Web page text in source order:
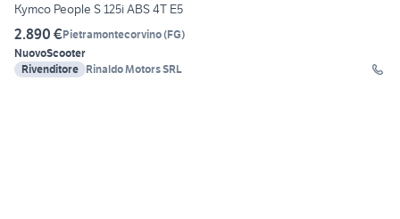
Kymco People S 125i ABS 4T E5
2.890 €Pietramontecorvino(FG)
NuovoScooter
Rivenditore Rinaldo Motors SRL